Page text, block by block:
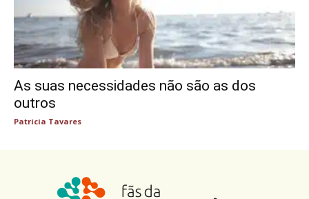
As suas necessidades não são as dos
outros
Patricia Tavares